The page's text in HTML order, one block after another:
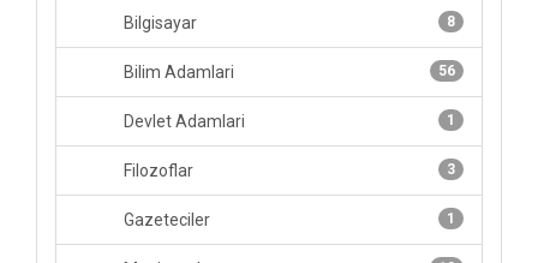
8
Bilgisayar
56
Bilim Adamlari
1
Devlet Adamlari
3
Filozoflar
1
Gazeteciler